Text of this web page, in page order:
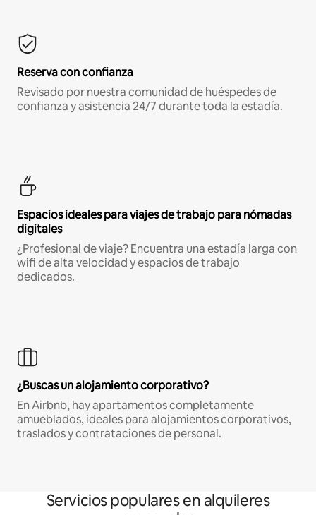
Reserva con confianza
Revisado por nuestra comunidad de huéspedes de
confianza y asistencia 24/7 durante toda la estadía.
Espacios ideales para viajes de trabajo para nómadas
digitales
¿Profesional de viaje? Encuentra una estadía larga con
wifi de alta velocidad y espacios de trabajo
dedicados.
¿Buscas un alojamiento corporativo?
En Airbnb, hay apartamentos completamente
amueblados, ideales para alojamientos corporativos,
traslados y contrataciones de personal.
Servicios populares en alquileres